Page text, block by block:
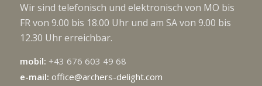
Wir sind telefonisch und elektronisch von MO bis
FR von 9.00 bis 18.00 Uhr und am SA von 9.00 bis
12.30 Uhr erreichbar.
mobil: +43 676 603 49 68
e-mail: office@archers-delight.com